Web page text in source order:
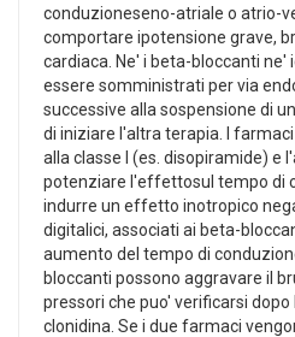
conduzioneseno-atriale o atrio-
comportare ipotensione grave,
cardiaca. Ne' i beta-bloccanti
essere somministrati per via
successive alla sospensione di
di iniziare l'altra terapia. I
alla classe I (es. disopiramide) e
potenziare l'effettosul tempo di
indurre un effetto inotropico
digitalici, associati ai beta-
aumento del tempo di
bloccanti possono aggravare il
pressori che puo' verificarsi
clonidina. Se i due farmaci